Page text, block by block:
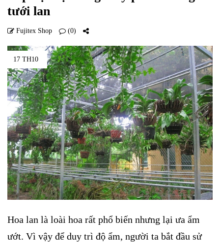
tưới lan
Fujitex Shop (0)
17 TH10
Hoa lan là loài hoa rất phổ biến nhưng lại ưa ẩm
ướt. Vì vậy để duy trì độ ẩm, người ta bắt đầu sử